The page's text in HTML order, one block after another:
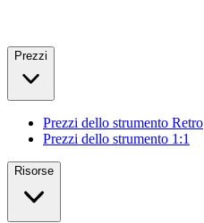
Prezzi
Prezzi dello strumento Retro
Prezzi dello strumento 1:1
Risorse